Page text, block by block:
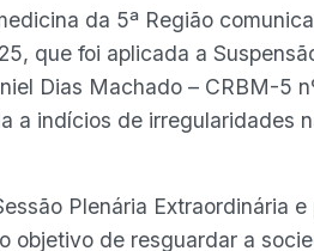
da 5ª Região
que foi aplicada a
Dias Machado – CRBM-5
a indícios de irregularidades
Plenária Extraordinária
objetivo de resguardar a